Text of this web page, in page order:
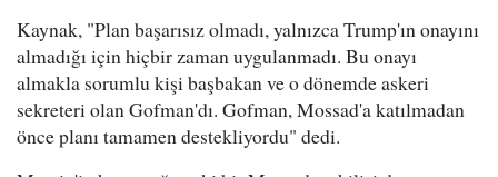
Kaynak, "Plan başarısız olmadı, yalnızca Trump'ın onayını
almadığı için hiçbir zaman uygulanmadı. Bu onayı
almakla sorumlu kişi başbakan ve o dönemde askeri
sekreteri olan Gofman'dı. Gofman, Mossad'a katılmadan
önce planı tamamen destekliyordu" dedi.